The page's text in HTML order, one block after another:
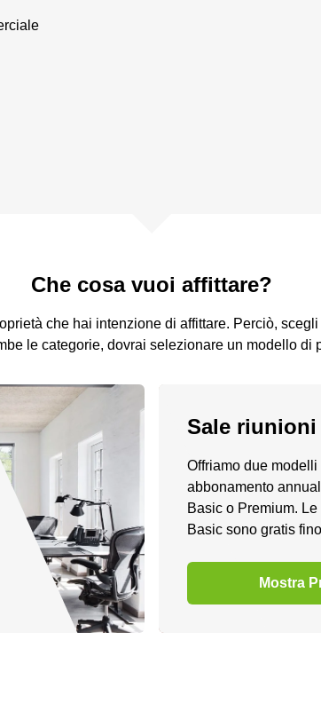
Che cosa vuoi affittare?
che hai intenzione di affittare. Perciò,
le categorie, dovrai selezionare un modello di
Sale riunioni
Offriamo due
abbonamento
Basic o Premium.
Basic sono gratis
Mostra